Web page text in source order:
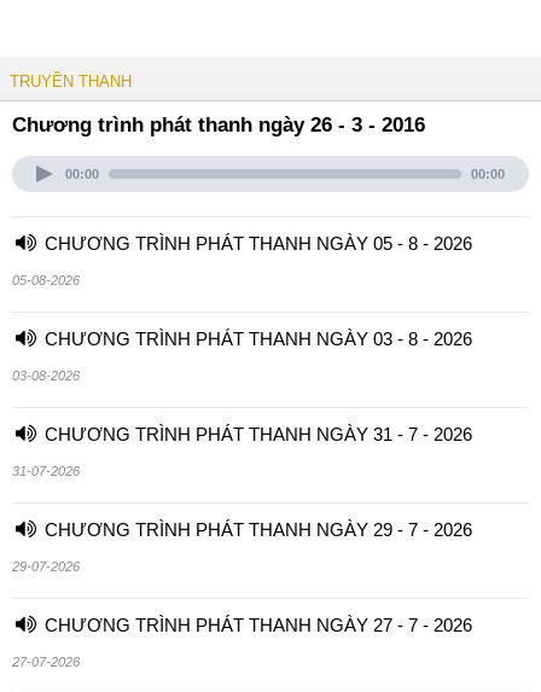
TRUYỀN THANH
Chương trình phát thanh ngày 26 - 3 - 2016
00:00 00:00
CHƯƠNG TRÌNH PHÁT THANH NGÀY 05 - 8 - 2026
05-08-2026
CHƯƠNG TRÌNH PHÁT THANH NGÀY 03 - 8 - 2026
03-08-2026
CHƯƠNG TRÌNH PHÁT THANH NGÀY 31 - 7 - 2026
31-07-2026
CHƯƠNG TRÌNH PHÁT THANH NGÀY 29 - 7 - 2026
29-07-2026
CHƯƠNG TRÌNH PHÁT THANH NGÀY 27 - 7 - 2026
27-07-2026